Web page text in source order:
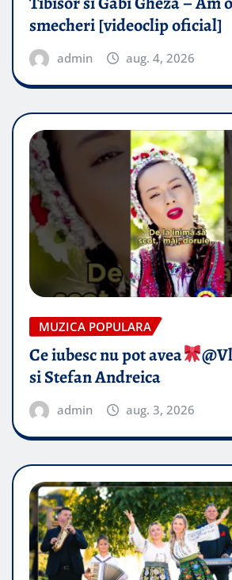
smecheri [videoclip oficial]
admin aug. 4, 2026
MUZICA POPULARA
Ce iubesc nu pot avea
si Stefan Andreica
admin aug. 3, 2026